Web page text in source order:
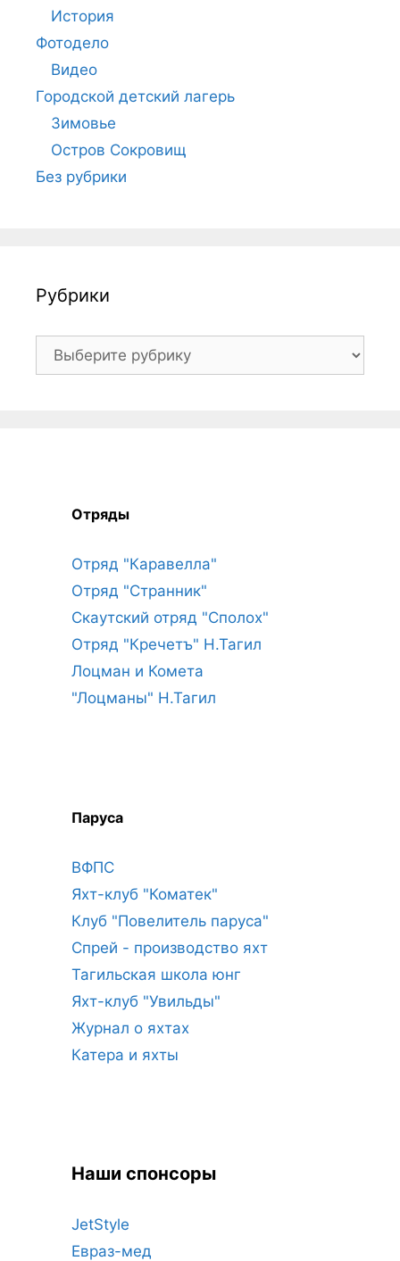
История
Фотодело
Видео
Городской детский лагерь
Зимовье
Остров Сокровищ
Без рубрики
Рубрики
Рубрики
Отряды
Отряд "Каравелла"
Отряд "Странник"
Скаутский отряд "Сполох"
Отряд "Кречетъ" Н.Тагил
Лоцман и Комета
"Лоцманы" Н.Тагил
Паруса
ВФПС
Яхт-клуб "Коматек"
Клуб "Повелитель паруса"
Спрей - производство яхт
Тагильская школа юнг
Яхт-клуб "Увильды"
Журнал о яхтах
Катера и яхты
Наши спонсоры
JetStyle
Евраз-мед